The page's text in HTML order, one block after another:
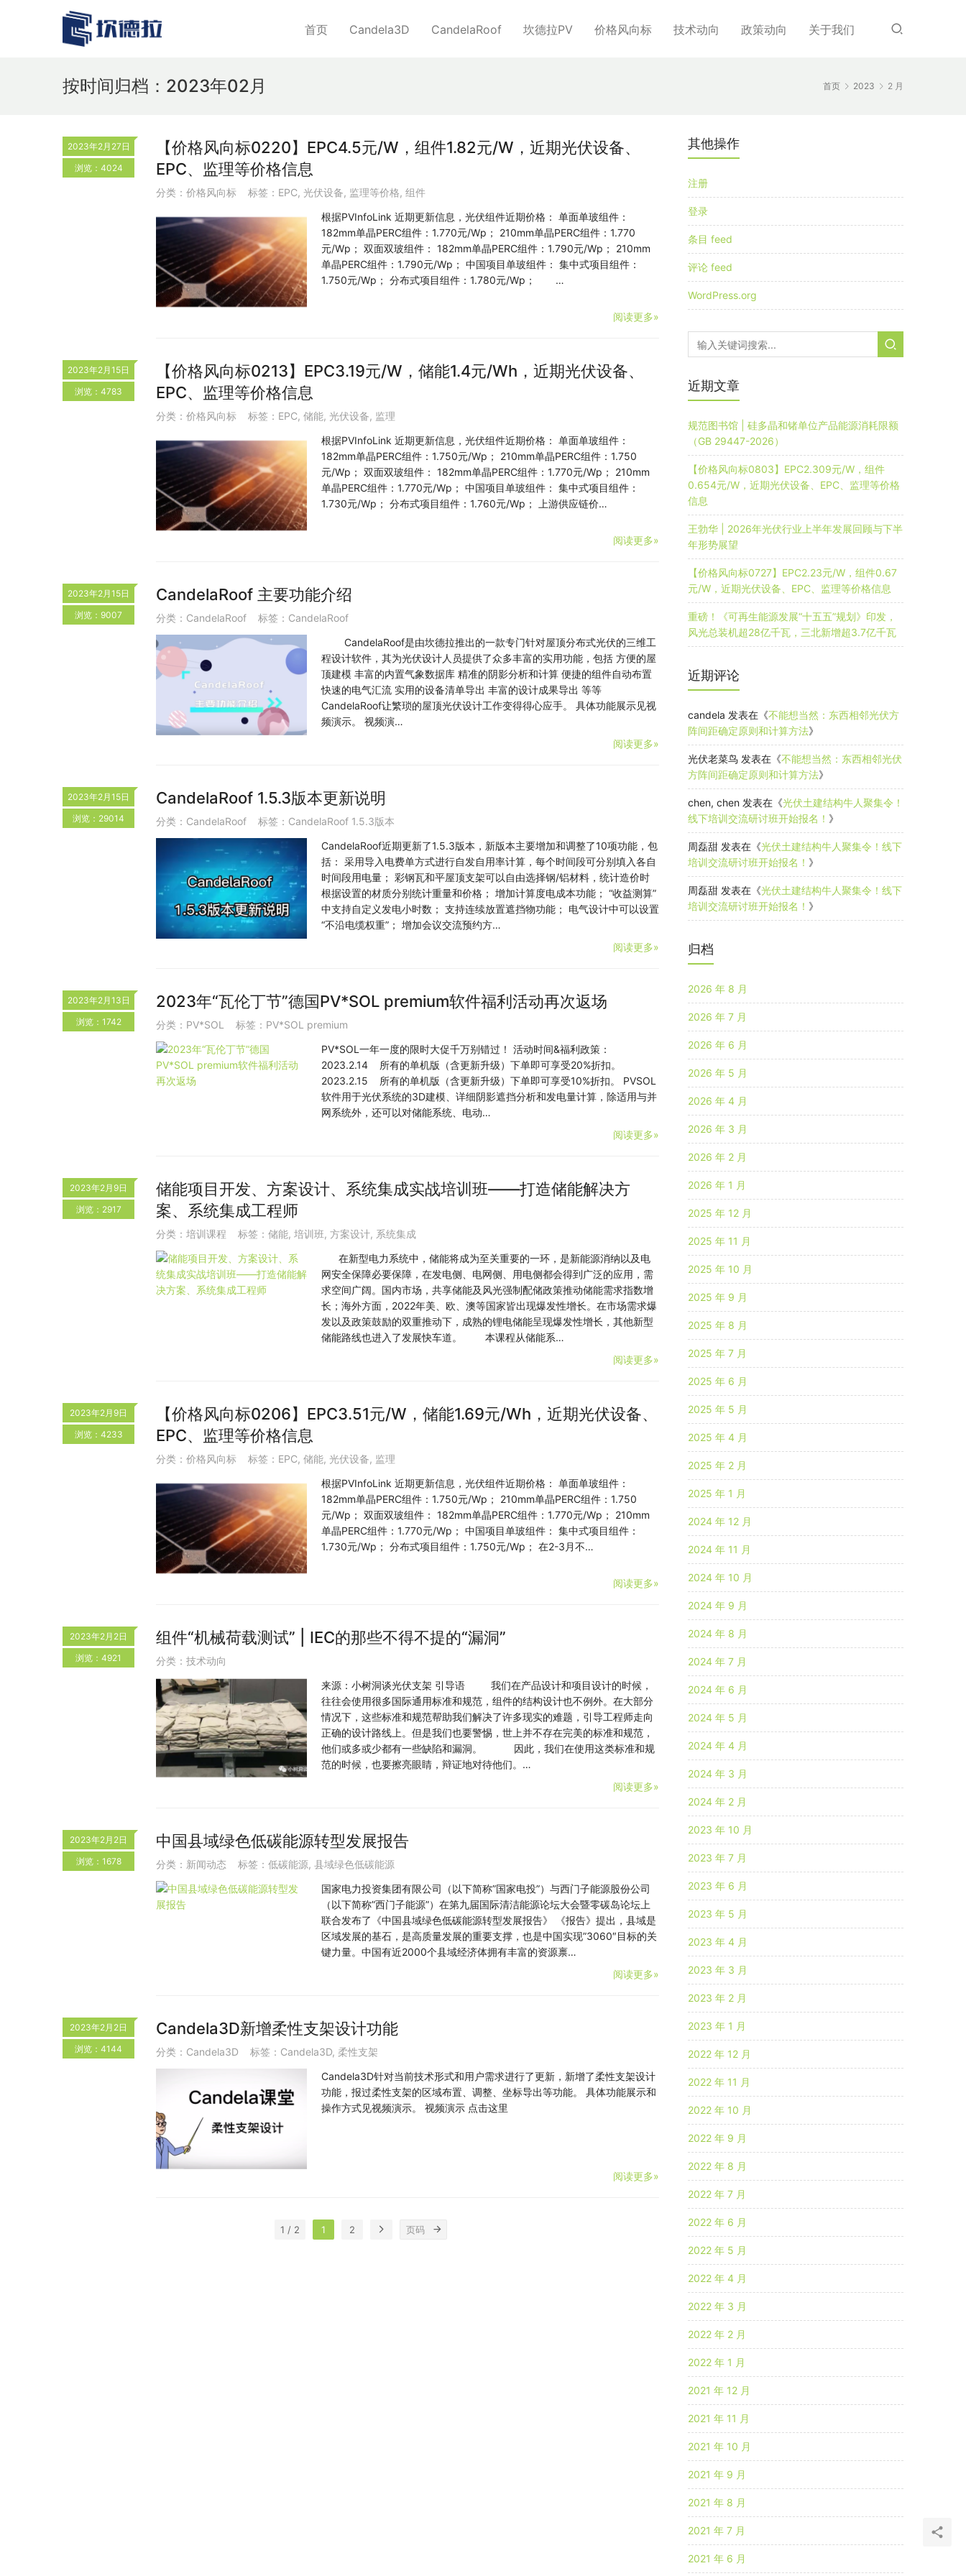
首页 Candela3D CandelaRoof 坎德拉PV 价格风向标 技术动向 政策动向 关于我们
首页 2023 2 月
按时间归档：2023年02月
2023年2月27日
浏览：4024
【价格风向标0220】EPC4.5元/W，组件1.82元/W，近期光伏设备、
EPC、监理等价格信息
分类： 价格风向标 标签： EPC, 光伏设备, 监理等价格, 组件
根据PVInfoLink 近期更新信息，光伏组件近期价格： 单面单玻组件：
182mm单晶PERC组件：1.770元/Wp； 210mm单晶PERC组件：1.770
元/Wp； 双面双玻组件： 182mm单晶PERC组件：1.790元/Wp； 210mm
单晶PERC组件：1.790元/Wp； 中国项目单玻组件： 集中式项目组件：
1.750元/Wp； 分布式项目组件：1.780元/Wp； …
阅读更多»
2023年2月15日
浏览：4783
【价格风向标0213】EPC3.19元/W，储能1.4元/Wh，近期光伏设备、
EPC、监理等价格信息
分类： 价格风向标 标签： EPC, 储能, 光伏设备, 监理
根据PVInfoLink 近期更新信息，光伏组件近期价格： 单面单玻组件：
182mm单晶PERC组件：1.750元/Wp； 210mm单晶PERC组件：1.750
元/Wp； 双面双玻组件： 182mm单晶PERC组件：1.770元/Wp； 210mm
单晶PERC组件：1.770元/Wp； 中国项目单玻组件： 集中式项目组件：
1.730元/Wp； 分布式项目组件：1.760元/Wp； 上游供应链价…
阅读更多»
2023年2月15日
浏览：9007
CandelaRoof 主要功能介绍
分类： CandelaRoof 标签： CandelaRoof
CandelaRoof是由坎德拉推出的一款专门针对屋顶分布式光伏的三维工
程设计软件，其为光伏设计人员提供了众多丰富的实用功能，包括 方便的屋
顶建模 丰富的内置气象数据库 精准的阴影分析和计算 便捷的组件自动布置
快速的电气汇流 实用的设备清单导出 丰富的设计成果导出 等等
CandelaRoof让繁琐的屋顶光伏设计工作变得得心应手。 具体功能展示见视
频演示。 视频演…
阅读更多»
2023年2月15日
浏览：29014
CandelaRoof 1.5.3版本更新说明
分类： CandelaRoof 标签： CandelaRoof 1.5.3版本
CandelaRoof近期更新了1.5.3版本，新版本主要增加和调整了10项功能，包
括： 采用导入电费单方式进行自发自用率计算，每个时间段可分别填入各自
时间段用电量； 彩钢瓦和平屋顶支架可以自由选择钢/铝材料，统计造价时
根据设置的材质分别统计重量和价格； 增加计算度电成本功能； “收益测算”
中支持自定义发电小时数； 支持连续放置遮挡物功能； 电气设计中可以设置
“不沿电缆权重”； 增加会议交流预约方…
阅读更多»
2023年2月13日
浏览：1742
2023年“瓦伦丁节”德国PV*SOL premium软件福利活动再次返场
分类： PV*SOL 标签： PV*SOL premium
PV*SOL一年一度的限时大促千万别错过！ 活动时间&福利政策：
2023.2.14 所有的单机版（含更新升级）下单即可享受20%折扣。
2023.2.15 所有的单机版（含更新升级）下单即可享受10%折扣。 PVSOL
软件用于光伏系统的3D建模、详细阴影遮挡分析和发电量计算，除适用与并
网系统外，还可以对储能系统、电动…
阅读更多»
2023年2月9日
浏览：2917
储能项目开发、方案设计、系统集成实战培训班——打造储能解决方
案、系统集成工程师
分类： 培训课程 标签： 储能, 培训班, 方案设计, 系统集成
在新型电力系统中，储能将成为至关重要的一环，是新能源消纳以及电
网安全保障必要保障，在发电侧、电网侧、用电侧都会得到广泛的应用，需
求空间广阔。国内市场，共享储能及风光强制配储政策推动储能需求指数增
长；海外方面，2022年美、欧、澳等国家皆出现爆发性增长。在市场需求爆
发以及政策鼓励的双重推动下，成熟的锂电储能呈现爆发性增长，其他新型
储能路线也进入了发展快车道。 本课程从储能系…
阅读更多»
2023年2月9日
浏览：4233
【价格风向标0206】EPC3.51元/W，储能1.69元/Wh，近期光伏设备、
EPC、监理等价格信息
分类： 价格风向标 标签： EPC, 储能, 光伏设备, 监理
根据PVInfoLink 近期更新信息，光伏组件近期价格： 单面单玻组件：
182mm单晶PERC组件：1.750元/Wp； 210mm单晶PERC组件：1.750
元/Wp； 双面双玻组件： 182mm单晶PERC组件：1.770元/Wp； 210mm
单晶PERC组件：1.770元/Wp； 中国项目单玻组件： 集中式项目组件：
1.730元/Wp； 分布式项目组件：1.750元/Wp； 在2-3月不…
阅读更多»
2023年2月2日
浏览：4921
组件“机械荷载测试” | IEC的那些不得不提的“漏洞”
分类： 技术动向
来源：小树洞谈光伏支架 引导语 我们在产品设计和项目设计的时候，
往往会使用很多国际通用标准和规范，组件的结构设计也不例外。在大部分
情况下，这些标准和规范帮助我们解决了许多现实的难题，引导工程师走向
正确的设计路线上。但是我们也要警惕，世上并不存在完美的标准和规范，
他们或多或少都有一些缺陷和漏洞。 因此，我们在使用这类标准和规
范的时候，也要擦亮眼睛，辩证地对待他们。…
阅读更多»
2023年2月2日
浏览：1678
中国县域绿色低碳能源转型发展报告
分类： 新闻动态 标签： 低碳能源, 县域绿色低碳能源
国家电力投资集团有限公司（以下简称”国家电投”）与西门子能源股份公司
（以下简称”西门子能源”）在第九届国际清洁能源论坛大会暨零碳岛论坛上
联合发布了《中国县域绿色低碳能源转型发展报告》 《报告》提出，县域是
区域发展的基石，是高质量发展的重要支撑，也是中国实现”3060″目标的关
键力量。中国有近2000个县域经济体拥有丰富的资源禀…
阅读更多»
2023年2月2日
浏览：4144
Candela3D新增柔性支架设计功能
分类： Candela3D 标签： Candela3D, 柔性支架
Candela3D针对当前技术形式和用户需求进行了更新，新增了柔性支架设计
功能，报过柔性支架的区域布置、调整、坐标导出等功能。 具体功能展示和
操作方式见视频演示。 视频演示 点击这里
阅读更多»
1 / 2 1 2
其他操作
注册
登录
条目 feed
评论 feed
WordPress.org
近期文章
规范图书馆 | 硅多晶和锗单位产品能源消耗限额
（GB 29447-2026）
【价格风向标0803】EPC2.309元/W，组件
0.654元/W，近期光伏设备、EPC、监理等价格
信息
王勃华 | 2026年光伏行业上半年发展回顾与下半
年形势展望
【价格风向标0727】EPC2.23元/W，组件0.67
元/W，近期光伏设备、EPC、监理等价格信息
重磅！《可再生能源发展“十五五”规划》印发，
风光总装机超28亿千瓦，三北新增超3.7亿千瓦
近期评论
candela 发表在《不能想当然：东西相邻光伏方
阵间距确定原则和计算方法》
光伏老菜鸟 发表在《不能想当然：东西相邻光伏
方阵间距确定原则和计算方法》
chen, chen 发表在《光伏土建结构牛人聚集令！
线下培训交流研讨班开始报名！ 》
周磊甜 发表在《光伏土建结构牛人聚集令！线下
培训交流研讨班开始报名！ 》
周磊甜 发表在《光伏土建结构牛人聚集令！线下
培训交流研讨班开始报名！ 》
归档
2026 年 8 月
2026 年 7 月
2026 年 6 月
2026 年 5 月
2026 年 4 月
2026 年 3 月
2026 年 2 月
2026 年 1 月
2025 年 12 月
2025 年 11 月
2025 年 10 月
2025 年 9 月
2025 年 8 月
2025 年 7 月
2025 年 6 月
2025 年 5 月
2025 年 4 月
2025 年 2 月
2025 年 1 月
2024 年 12 月
2024 年 11 月
2024 年 10 月
2024 年 9 月
2024 年 8 月
2024 年 7 月
2024 年 6 月
2024 年 5 月
2024 年 4 月
2024 年 3 月
2024 年 2 月
2023 年 10 月
2023 年 7 月
2023 年 6 月
2023 年 5 月
2023 年 4 月
2023 年 3 月
2023 年 2 月
2023 年 1 月
2022 年 12 月
2022 年 11 月
2022 年 10 月
2022 年 9 月
2022 年 8 月
2022 年 7 月
2022 年 6 月
2022 年 5 月
2022 年 4 月
2022 年 3 月
2022 年 2 月
2022 年 1 月
2021 年 12 月
2021 年 11 月
2021 年 10 月
2021 年 9 月
2021 年 8 月
2021 年 7 月
2021 年 6 月